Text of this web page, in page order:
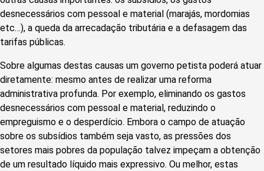
desnecessários com pessoal e material (marajás, mordomias
etc…), a queda da arrecadação tributária e a defasagem das
tarifas públicas.
Sobre algumas destas causas um governo petista poderá atuar
diretamente: mesmo antes de realizar uma reforma
administrativa profunda. Por exemplo, eliminando os gastos
desnecessários com pessoal e material, reduzindo o
empreguismo e o desperdício. Embora o campo de atuação
sobre os subsídios também seja vasto, as pressões dos
setores mais pobres da população talvez impeçam a obtenção
de um resultado líquido mais expressivo. Ou melhor, estas